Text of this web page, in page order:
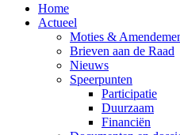
Home
Actueel
Moties &
Brieven aan de Raad
Nieuws
Speerpunten
Participatie
Duurzaam
Financiën